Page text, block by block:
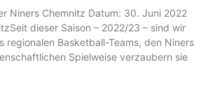
Niners Chemnitz Datum: 30. Juni 2022
dieser Saison – 2022/23 – sind wir
regionalen Basketball-Teams, den Niners
Spielweise verzaubern sie